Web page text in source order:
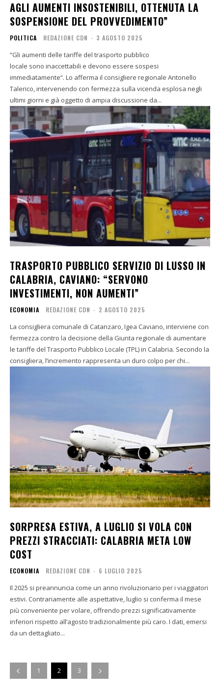
AGLI AUMENTI INSOSTENIBILI, OTTENUTA LA
SOSPENSIONE DEL PROVVEDIMENTO”
POLITICA REDAZIONE CDN - 3 AGOSTO 2025
“Gli aumenti delle tariffe del trasporto pubblico
locale sono inaccettabili e devono essere sospesi
immediatamente“. Lo afferma il consigliere regionale Antonello
Talerico, intervenendo con fermezza sulla vicenda esplosa negli
ultimi giorni e già oggetto di ampia discussione da...
TRASPORTO PUBBLICO SERVIZIO DI LUSSO IN
CALABRIA, CAVIANO: “SERVONO
INVESTIMENTI, NON AUMENTI”
ECONOMIA REDAZIONE CDN - 2 AGOSTO 2025
La consigliera comunale di Catanzaro, Igea Caviano, interviene con
fermezza contro la decisione della Giunta regionale di aumentare
le tariffe del Trasporto Pubblico Locale (TPL) in Calabria. Secondo la
consigliera, l’incremento rappresenta un duro colpo per chi...
SORPRESA ESTIVA, A LUGLIO SI VOLA CON
PREZZI STRACCIATI: CALABRIA META LOW
COST
ECONOMIA REDAZIONE CDN - 6 LUGLIO 2025
Il 2025 si preannuncia come un anno rivoluzionario per i viaggiatori
estivi. Contrariamente alle aspettative, luglio si conferma il mese
più conveniente per volare, offrendo prezzi significativamente
inferiori rispetto all’agosto tradizionalmente più caro. I dati, emersi
da un dettagliato...
1 2 3